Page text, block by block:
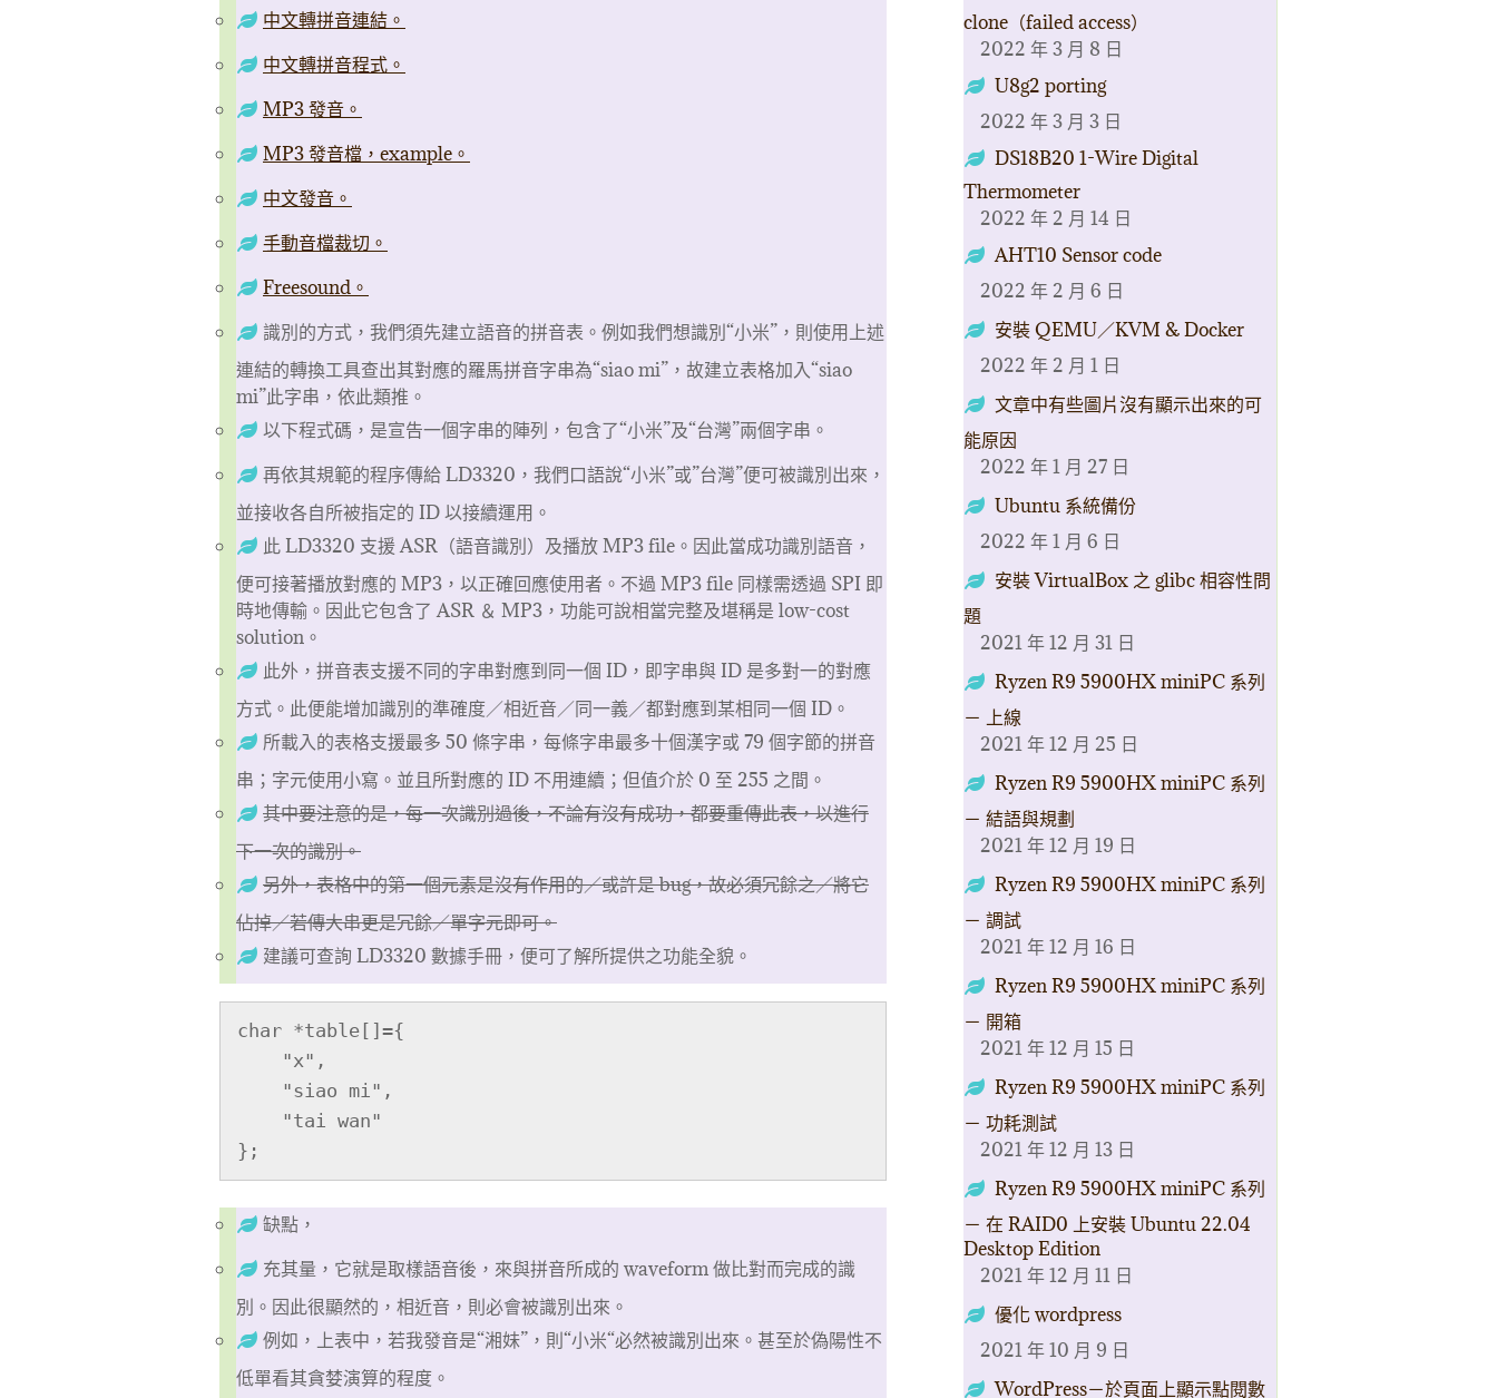
中文轉拼音連結。
中文轉拼音程式。
MP3 發音。
MP3 發音檔，example。
中文發音。
手動音檔裁切。
Freesound。
識別的方式，我們須先建立語音的拼音表。例如我們想識別“小米”，則使用上述
連結的轉換工具查出其對應的羅馬拼音字串為“siao mi”，故建立表格加入“siao
mi”此字串，依此類推。
以下程式碼，是宣告一個字串的陣列，包含了“小米”及“台灣”兩個字串。
再依其規範的程序傳給 LD3320，我們口語說“小米”或”台灣”便可被識別出來，
並接收各自所被指定的 ID 以接續運用。
此 LD3320 支援 ASR（語音識別）及播放 MP3 file。因此當成功識別語音，
便可接著播放對應的 MP3，以正確回應使用者。不過 MP3 file 同樣需透過 SPI 即
時地傳輸。因此它包含了 ASR ＆ MP3，功能可說相當完整及堪稱是 low-cost
solution。
此外，拼音表支援不同的字串對應到同一個 ID，即字串與 ID 是多對一的對應
方式。此便能增加識別的準確度／相近音／同一義／都對應到某相同一個 ID。
所載入的表格支援最多 50 條字串，每條字串最多十個漢字或 79 個字節的拼音
串；字元使用小寫。並且所對應的 ID 不用連續；但值介於 0 至 255 之間。
其中要注意的是，每一次識別過後，不論有沒有成功，都要重傳此表，以進行
下一次的識別。
另外，表格中的第一個元素是沒有作用的／或許是 bug，故必須冗餘之／將它
佔掉／若傳大串更是冗餘／單字元即可。
建議可查詢 LD3320 數據手冊，便可了解所提供之功能全貌。
char *table[]={
};
缺點，
充其量，它就是取樣語音後，來與拼音所成的 waveform 做比對而完成的識
別。因此很顯然的，相近音，則必會被識別出來。
例如，上表中，若我發音是“湘妹”，則“小米“必然被識別出來。甚至於偽陽性不
低單看其貪婪演算的程度。
clone（failed access）
2022 年 3 月 8 日
U8g2 porting
2022 年 3 月 3 日
DS18B20 1-Wire Digital
Thermometer
2022 年 2 月 14 日
AHT10 Sensor code
2022 年 2 月 6 日
安裝 QEMU／KVM & Docker
2022 年 2 月 1 日
文章中有些圖片沒有顯示出來的可
能原因
2022 年 1 月 27 日
Ubuntu 系統備份
2022 年 1 月 6 日
安裝 VirtualBox 之 glibc 相容性問
題
2021 年 12 月 31 日
Ryzen R9 5900HX miniPC 系列
－ 上線
2021 年 12 月 25 日
Ryzen R9 5900HX miniPC 系列
－ 結語與規劃
2021 年 12 月 19 日
Ryzen R9 5900HX miniPC 系列
－ 調試
2021 年 12 月 16 日
Ryzen R9 5900HX miniPC 系列
－ 開箱
2021 年 12 月 15 日
Ryzen R9 5900HX miniPC 系列
－ 功耗測試
2021 年 12 月 13 日
Ryzen R9 5900HX miniPC 系列
－ 在 RAID0 上安裝 Ubuntu 22.04
Desktop Edition
2021 年 12 月 11 日
優化 wordpress
2021 年 10 月 9 日
WordPress－於頁面上顯示點閱數